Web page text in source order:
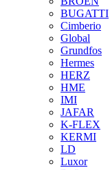
BUGATTI
Cimberio
Global
Grundfos
Hermes
HERZ
HME
IMI
JAFAR
K-FLEX
KERMI
LD
Luxor